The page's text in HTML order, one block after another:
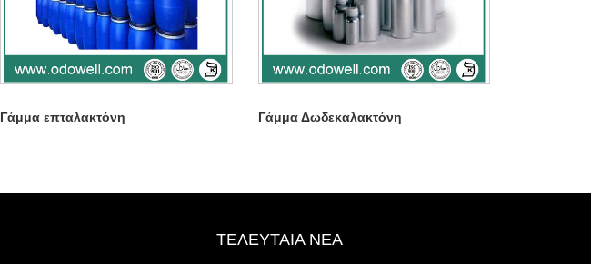
Γάμμα επταλακτόνη Γάμμα Δωδεκαλακτόνη
ΤΕΛΕΥΤΑΊΑ ΝΈΑ